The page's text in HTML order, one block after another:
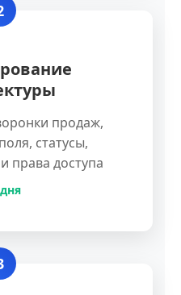
продаж,
статусы,
права доступа